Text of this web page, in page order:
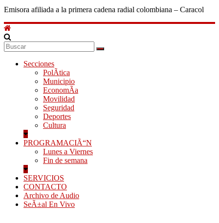
Emisora afiliada a la primera cadena radial colombiana – Caracol
Secciones
PolÃ­tica
Municipio
EconomÃ­a
Movilidad
Seguridad
Deportes
Cultura
PROGRAMACIÃ“N
Lunes a Viernes
Fin de semana
SERVICIOS
CONTACTO
Archivo de Audio
SeÃ±al En Vivo